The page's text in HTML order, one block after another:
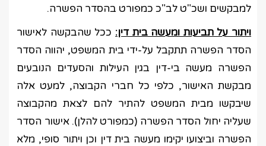
למבקשים ושכ"ט לב"כ כמפורט בהסדר הפשרה.
ויתור על תביעות ומעשה בית דין: ככל שהבקשה לאישור
הסדר הפשרה תתקבל על-ידי בית המשפט, יהווה הסדר
הפשרה מעשה בי-דין בגין העילות והסעדים הנובעים
מבקשת האישור, כלפי כל חברי הקבוצה, למעט אלה
שיבקשו מבית המשפט להתיר להם לצאת מהקבוצה
שעליה יחול הסדר הפשרה (כמפורט להלן). אישור הסדר
הפשרה וביצועו יקימו מעשה בית דין וכן ויתור סופי, מלא